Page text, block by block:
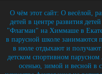
О чём этот сайт: О весёлой,
детей в центре развития
"Флагман" на Химмаше в
в парусной школе занимаются
в июле отдыхают и
детском спортивном парусном
осенью, зимой и весной в